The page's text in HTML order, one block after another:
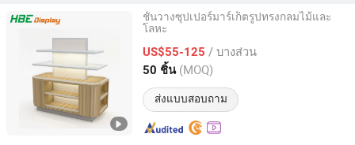
ชั้นวางซุปเปอร์มาร์เก็ตรูปทรงกลมไม้และ
โลหะ
US$55-125 / บางส่วน
50 ชิ้น (MOQ)
ส่งแบบสอบถาม
Suzhou Highbright Store Fixtures Co., Ltd.
Jiangsu, China อัตราจาก 2012